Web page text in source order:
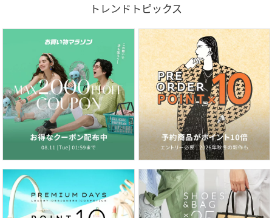
トレンドトピックス